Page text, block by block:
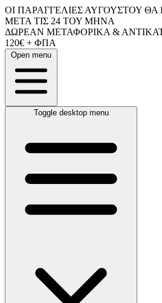
ΟΙ ΠΑΡΑΓΓΕΛΙΕΣ ΑΥΓΟΥΣΤΟΥ
ΜΕΤΑ ΤΙΣ 24 ΤΟΥ ΜΗΝΑ
ΔΩΡΕΑΝ ΜΕΤΑΦΟΡΙΚΑ &
120€ + ΦΠΑ
Open menu
Toggle desktop menu